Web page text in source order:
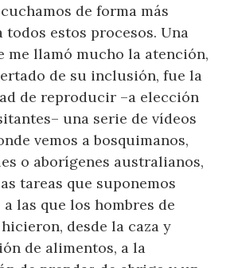
de forma más
todos estos procesos. Una
me llamó mucho la atención,
de su inclusión, fue la
de reproducir –a elección
una serie de vídeos
vemos a bosquimanos,
o aborígenes australianos,
tareas que suponemos
a las que los hombres de
desde la caza y
de alimentos, a la